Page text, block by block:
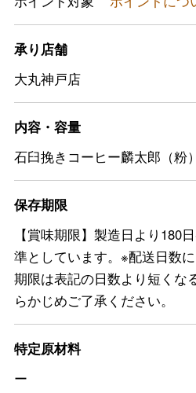
承り店舗
大丸神戸店
内容・容量
石臼挽きコーヒー麟太郎（
保存期限
【賞味期限】製造日より180
準としています。※配送日数
期限は表記の日数より短くな
らかじめご了承ください。
特定原材料
ー